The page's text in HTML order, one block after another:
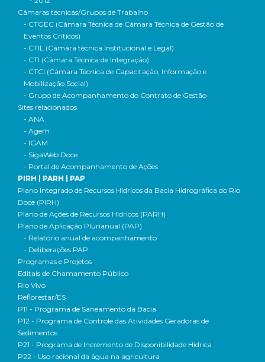
Câmaras técnicas/Grupos de Trabalho
- CTGEC (Câmara Técnica de Câmara Técnica de Gestão de
Eventos Críticos)
- CTIL (Câmara técnica Institucional e Legal)
- CTI (Câmara Técnica de Integração)
- CTCI (Câmara Técnica de Capacitação, Informação e
Mobilização Social)
- Grupo de Acompanhamento do Contrato de Gestão
Sites relacionados
- ANA
- Agerh
- IGAM
- SigaWeb Doce
- Portal de Acompanhamento de Ações
PIRH | PARH | PAP
Plano Integrado de Recursos Hídricos da Bacia Hidrográfica do Rio
Doce (PIRH)
Plano de Ações de Recursos Hídricos (PARH)
Plano de Aplicação Plurianual (PAP)
- Relatório anual de acompanhamento
- Deliberações PAP
Programas e Projetos
Editais de Chamamento Público
Rio Vivo
Reflorestar/ES
P11 - Programa de Saneamento da Bacia
P12 - Programa de Controle das Atividades Geradoras de
Sedimentos
P21 - Programa de Incremento de Disponibilidade Hídrica
P22 - Uso racional da água na agricultura